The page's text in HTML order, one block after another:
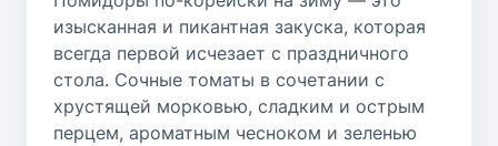
изысканная и пикантная закуска, которая
всегда первой исчезает с праздничного
стола. Сочные томаты в сочетании с
хрустящей морковью, сладким и острым
перцем, ароматным чесноком и зеленью